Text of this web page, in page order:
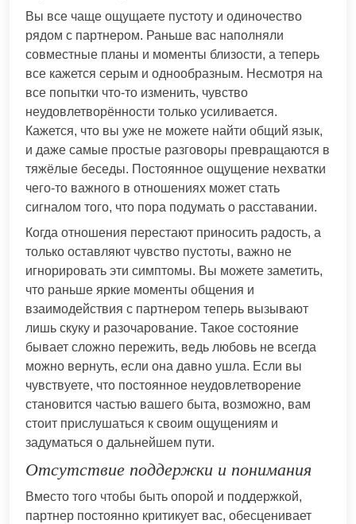
Вы все чаще ощущаете пустоту и одиночество
рядом с партнером. Раньше вас наполняли
совместные планы и моменты близости, а теперь
все кажется серым и однообразным. Несмотря на
все попытки что-то изменить, чувство
неудовлетворённости только усиливается.
Кажется, что вы уже не можете найти общий язык,
и даже самые простые разговоры превращаются в
тяжёлые беседы. Постоянное ощущение нехватки
чего-то важного в отношениях может стать
сигналом того, что пора подумать о расставании.
Когда отношения перестают приносить радость, а
только оставляют чувство пустоты, важно не
игнорировать эти симптомы. Вы можете заметить,
что раньше яркие моменты общения и
взаимодействия с партнером теперь вызывают
лишь скуку и разочарование. Такое состояние
бывает сложно пережить, ведь любовь не всегда
можно вернуть, если она давно ушла. Если вы
чувствуете, что постоянное неудовлетворение
становится частью вашего быта, возможно, вам
стоит прислушаться к своим ощущениям и
задуматься о дальнейшем пути.
Отсутствие поддержки и понимания
Вместо того чтобы быть опорой и поддержкой,
партнер постоянно критикует вас, обесценивает